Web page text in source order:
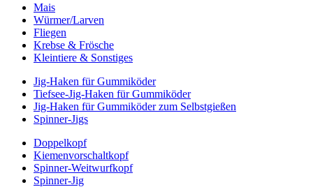
Mais
Würmer/Larven
Fliegen
Krebse & Frösche
Kleintiere & Sonstiges
Jig-Haken für Gummiköder
Tiefsee-Jig-Haken für Gummiköder
Jig-Haken für Gummiköder zum Selbstgießen
Spinner-Jigs
Doppelkopf
Kiemenvorschaltkopf
Spinner-Weitwurfkopf
Spinner-Jig